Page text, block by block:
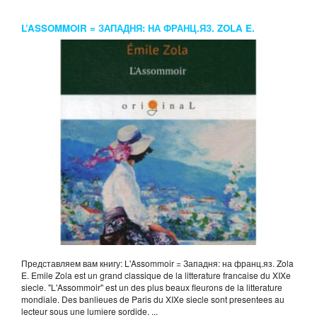
L’ASSOMMOIR = ЗАПАДНЯ: НА ФРАНЦ.ЯЗ. ZOLA E.
Представляем вам книгу: L'Assommoir = Западня: на франц.яз. Zola
E. Emile Zola est un grand classique de la litterature francaise du XIXe
siecle. "L'Assommoir" est un des plus beaux fleurons de la litterature
mondiale. Des banlieues de Paris du XIXe siecle sont presentees au
lecteur sous une lumiere sordide. ...